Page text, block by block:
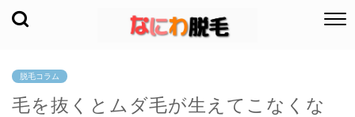
脱毛コラム
毛を抜くとムダ毛が生えてこなくな